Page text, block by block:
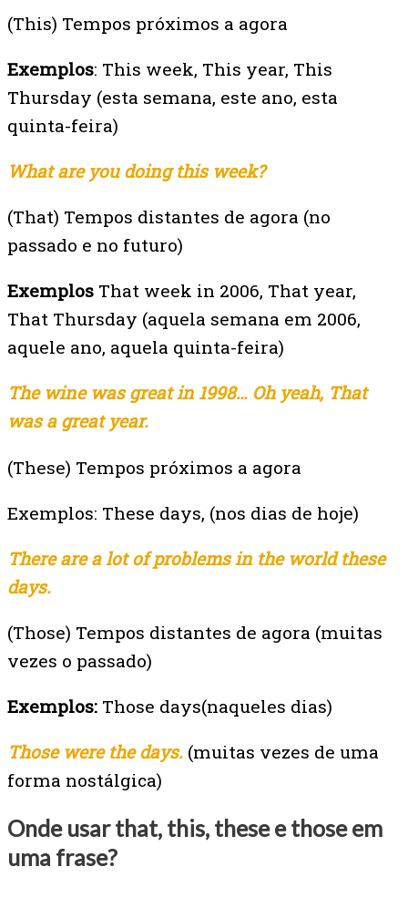
(This) Tempos próximos a agora
Exemplos: This week, This year, This
Thursday (esta semana, este ano, esta
quinta-feira)
What are you doing this week?
(That) Tempos distantes de agora (no
passado e no futuro)
Exemplos That week in 2006, That year,
That Thursday (aquela semana em 2006,
aquele ano, aquela quinta-feira)
The wine was great in 1998… Oh yeah, That
was a great year.
(These) Tempos próximos a agora
Exemplos: These days, (nos dias de hoje)
There are a lot of problems in the world these
days.
(Those) Tempos distantes de agora (muitas
vezes o passado)
Exemplos: Those days(naqueles dias)
Those were the days. (muitas vezes de uma
forma nostálgica)
Onde usar that, this, these e those em
uma frase?